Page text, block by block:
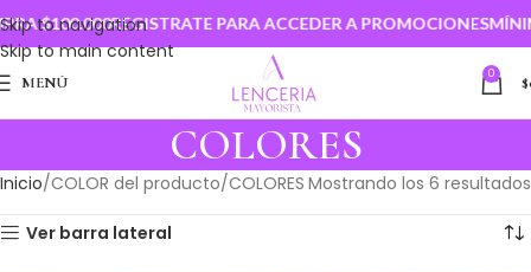
Skip to navigation
Skip to main content
$100.000REGISTRATE PARA ACCEDER A PROMOCIONES
MENÚ 0 $
COLORES
Inicio COLOR del producto COLORES Mostrando los 6 resultados
Ver barra lateral